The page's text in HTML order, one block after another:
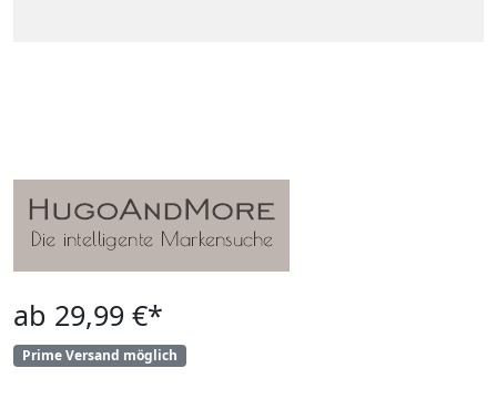
ab 29,99 €*
Prime Versand möglich